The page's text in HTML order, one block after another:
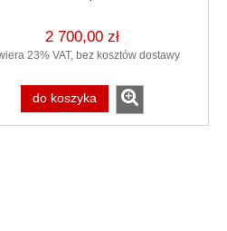
2 700,00 zł
23% VAT, bez kosztów dostawy
do koszyka